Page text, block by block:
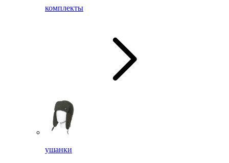
комплекты
ушанки